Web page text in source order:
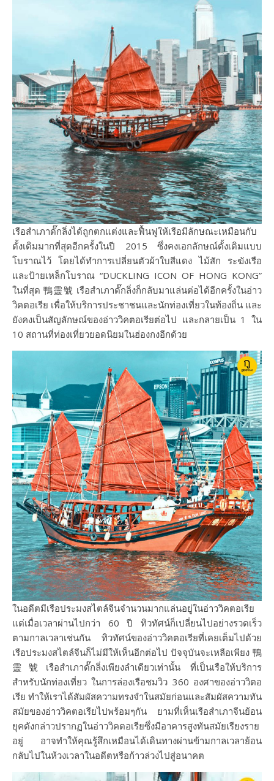
เรือสำเภาดั๊กลิ่งได้ถูกตกแต่งและฟื้นฟูให้เรือมีลักษณะเหมือนกับ
ดั้งเดิมมากที่สุดอีกครั้งในปี 2015 ซึ่งคงเอกลักษณ์ดั้งเดิมแบบ
โบราณไว้ โดยได้ทำการเปลี่ยนตัวผ้าใบสีแดง ไม้สัก ระฆังเรือ
และป้ายเหล็กโบราณ “DUCKLING ICON OF HONG KONG”
ในที่สุด 鴨靈號 เรือสำเภาดั๊กลิ่งก็กลับมาแล่นต่อได้อีกครั้งในอ่าว
วิคตอเรีย เพื่อให้บริการประชาชนและนักท่องเที่ยวในท้องถิ่น และ
ยังคงเป็นสัญลักษณ์ของอ่าววิคตอเรียต่อไป และกลายเป็น 1 ใน
10 สถานที่ท่องเที่ยวยอดนิยมในฮ่องกงอีกด้วย
ในอดีตมีเรือประมงสไตล์จีนจำนวนมากแล่นอยู่ในอ่าววิคตอเรีย
แต่เมื่อเวลาผ่านไปกว่า 60 ปี ทิวทัศน์ก็เปลี่ยนไปอย่างรวดเร็ว
ตามกาลเวลาเช่นกัน ทิวทัศน์ของอ่าววิคตอเรียที่เคยเต็มไปด้วย
เรือประมงสไตล์จีนก็ไม่มีให้เห็นอีกต่อไป ปัจจุบันจะเหลือเพียง 鴨
靈號เรือสำเภาดั๊กลิ่งเพียงลำเดียวเท่านั้น ที่เป็นเรือให้บริการ
สำหรับนักท่องเที่ยว ในการล่องเรือชมวิว 360 องศาของอ่าววิตอ
เรีย ทำให้เราได้สัมผัสความทรงจำในสมัยก่อนและสัมผัสความทัน
สมัยของอ่าววิคตอเรียไปพร้อมๆกัน ยามที่เห็นเรือสำเภาจีนย้อน
ยุคดังกล่าวปรากฏในอ่าววิคตอเรียซึ่งมีอาคารสูงทันสมัยเรียงราย
อยู่ อาจทำให้คุณรู้สึกเหมือนได้เดินทางผ่านข้ามกาลเวลาย้อน
กลับไปในห้วงเวลาในอดีตหรือก้าวล่วงไปสู่อนาคต